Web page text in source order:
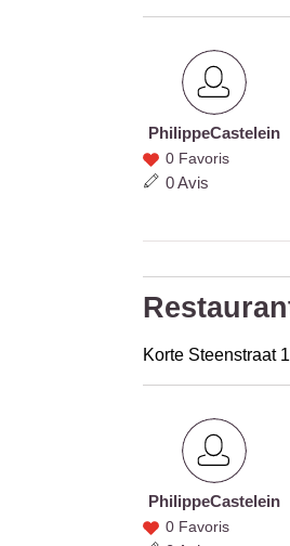
Philippe
Castelein
PhilippeCastelein
0 Favoris
0 Avis
Korte Steenstraat
Philippe
Castelein
PhilippeCastelein
0 Favoris